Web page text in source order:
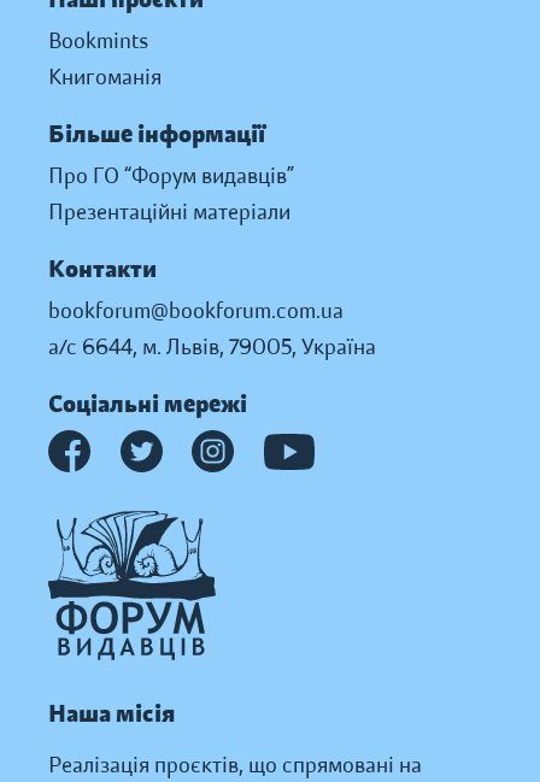
Bookmints
Книгоманія
Більше інформації
Про ГО “Форум видавців”
Презентаційні матеріали
Контакти
bookforum@bookforum.com.ua
а/с 6644, м. Львів, 79005, Україна
Соціальні мережі
Наша місія
Реалізація проєктів, що спрямовані на